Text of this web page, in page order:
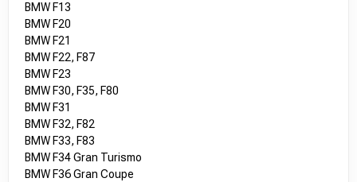
BMW F13
BMW F20
BMW F21
BMW F22, F87
BMW F23
BMW F30, F35, F80
BMW F31
BMW F32, F82
BMW F33, F83
BMW F34 Gran Turismo
BMW F36 Gran Coupe